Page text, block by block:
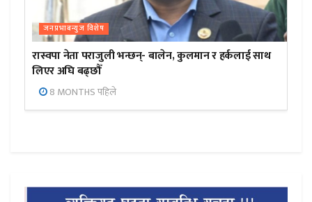
जनप्रभाबन्युज विशेष
रास्वपा नेता पराजुली भन्छन्- बालेन, कुलमान र हर्कलाई साथ
लिएर अघि बढ्छौँ
8 MONTHS पहिले